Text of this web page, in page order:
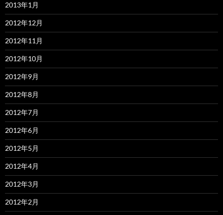
2013年1月
2012年12月
2012年11月
2012年10月
2012年9月
2012年8月
2012年7月
2012年6月
2012年5月
2012年4月
2012年3月
2012年2月